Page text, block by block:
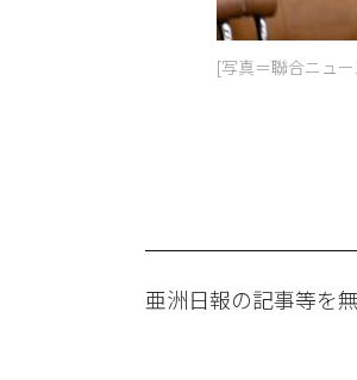
[写真＝聯合ニュー
亜洲日報の記事等を